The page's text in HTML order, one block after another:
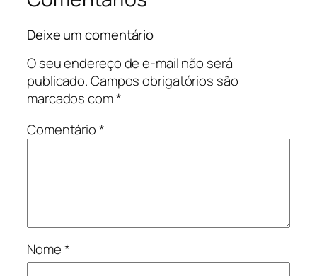
Deixe um comentário
O seu endereço de e-mail não será
publicado.Campos obrigatórios são
marcados com*
Comentário*
Nome*